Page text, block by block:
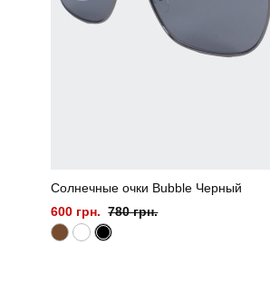
Солнечные очки Bubble Черный
600 грн. 780 грн.